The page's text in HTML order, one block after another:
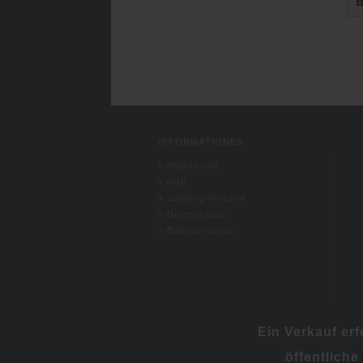
Ein Verkauf
öffentliche